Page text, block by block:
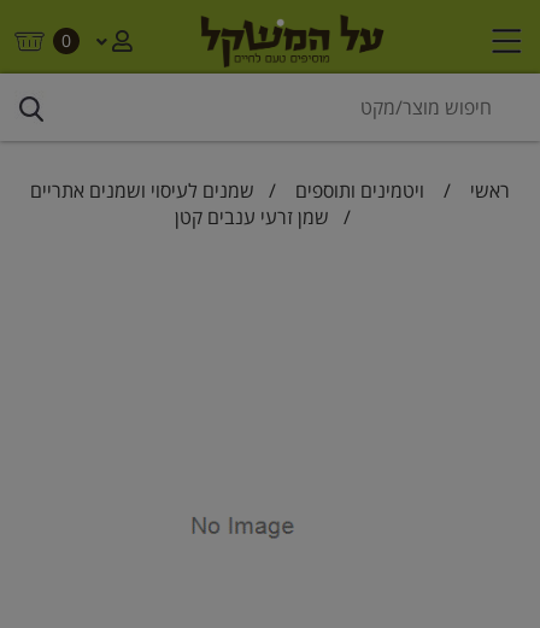
0
ראשי / ויטמינים ותוספים / שמנים לעיסוי ושמנים אתריים
/ שמן זרעי ענבים קטן